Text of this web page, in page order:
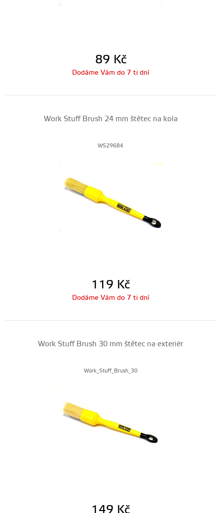
89 Kč
Dodáme Vám do 7 ti dní
Work Stuff Brush 24 mm štětec na kola
WS29684
119 Kč
Dodáme Vám do 7 ti dní
Work Stuff Brush 30 mm štětec na exteriér
Work_Stuff_Brush_30
149 Kč